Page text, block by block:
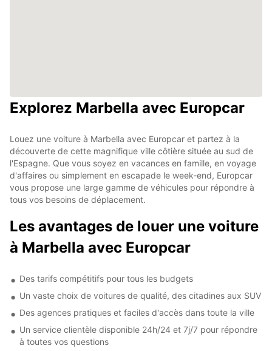
Explorez Marbella avec Europcar
Louez une voiture à Marbella avec Europcar et partez à la
découverte de cette magnifique ville côtière située au sud de
l'Espagne. Que vous soyez en vacances en famille, en voyage
d'affaires ou simplement en escapade le week-end, Europcar
vous propose une large gamme de véhicules pour répondre à
tous vos besoins de déplacement.
Les avantages de louer une voiture
à Marbella avec Europcar
Des tarifs compétitifs pour tous les budgets
Un vaste choix de voitures de qualité, des citadines aux SUV
Des agences pratiques et faciles d'accès dans toute la ville
Un service clientèle disponible 24h/24 et 7j/7 pour répondre
à toutes vos questions